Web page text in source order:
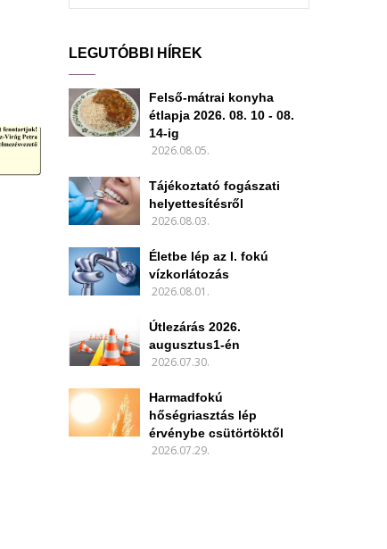
LEGUTÓBBI HÍREK
Felső-mátrai konyha
étlapja 2026. 08. 10 - 08.
14-ig
2026.08.05.
Tájékoztató fogászati
helyettesítésről
2026.08.03.
Életbe lép az I. fokú
vízkorlátozás
2026.08.01.
Útlezárás 2026.
augusztus1-én
2026.07.30.
Harmadfokú
hőségriasztás lép
érvénybe csütörtöktől
2026.07.29.